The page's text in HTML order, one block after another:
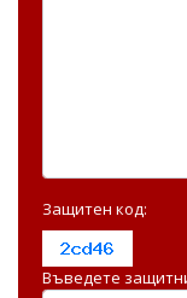
Защитен код:
Въведете